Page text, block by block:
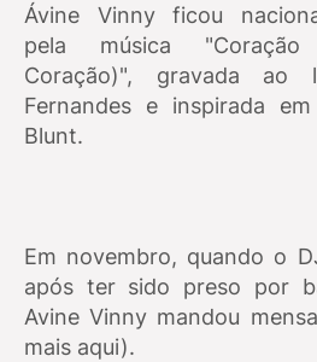
Ávine Vinny ficou
pela música
Coração)", gravada ao
Fernandes e inspirada
Blunt.
Em novembro, quando o
após ter sido preso por
Avine Vinny mandou
mais aqui).